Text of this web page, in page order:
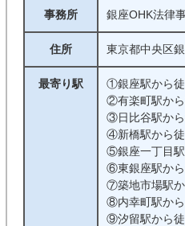
事務所 銀座OHK法律
住所 東京都中央区
最寄り駅
①銀座駅から
②有楽町駅か
③日比谷駅か
④新橋駅から
⑤銀座一丁目
⑥東銀座駅か
⑦築地市場駅
⑧内幸町駅か
⑨汐留駅から